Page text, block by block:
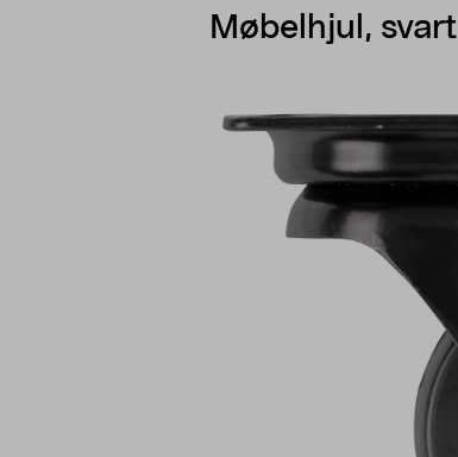
Møbelhjul, svart